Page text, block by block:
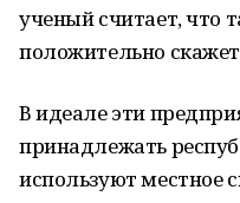
ученый считает, что
положительно
В идеале эти
принадлежать
используют местное